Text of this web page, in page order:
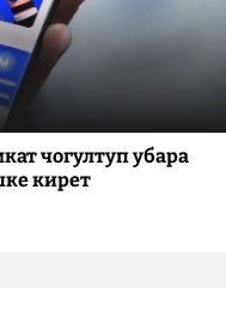
чогултуп убара
кирет